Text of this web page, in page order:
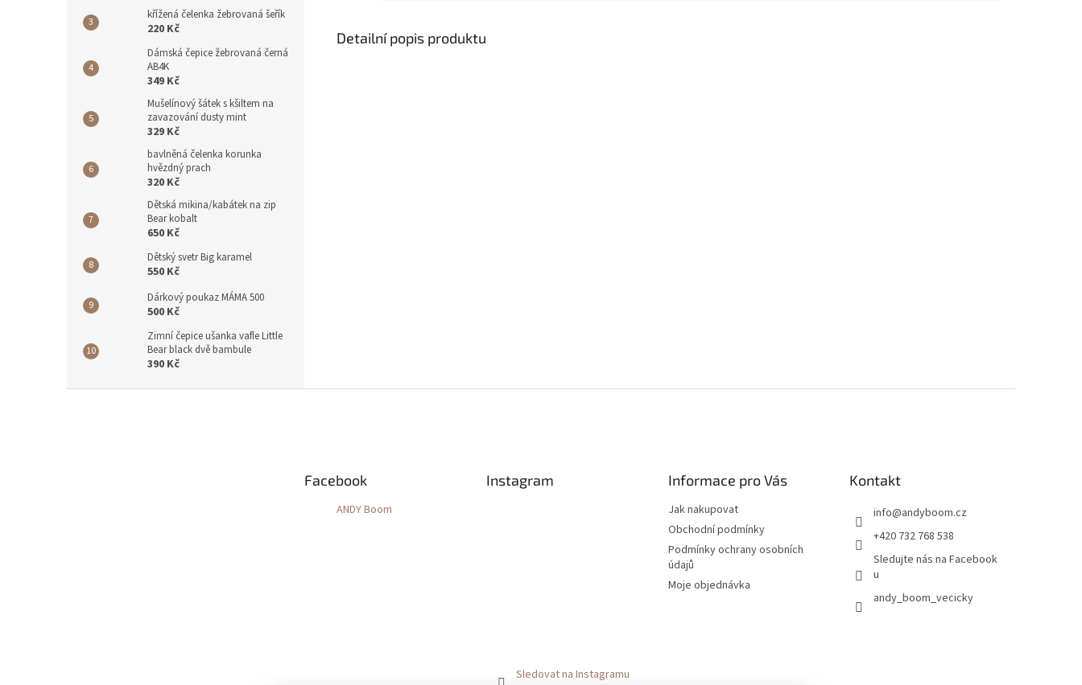
křížená čelenka žebrovaná šeřík
220 Kč
Dámská čepice žebrovaná černá
AB4K
349 Kč
Mušelínový šátek s kšiltem na
zavazování dusty mint
329 Kč
bavlněná čelenka korunka
hvězdný prach
320 Kč
Dětská mikina/kabátek na zip
Bear kobalt
650 Kč
Dětský svetr Big karamel
550 Kč
Dárkový poukaz MÁMA 500
500 Kč
Zimní čepice ušanka vafle Little
Bear black dvě bambule
390 Kč
Detailní popis produktu
Facebook
ANDY Boom
Instagram
Sledovat na Instagramu
Informace pro Vás
Jak nakupovat
Obchodní podmínky
Podmínky ochrany osobních
údajů
Moje objednávka
Kontakt
info@andyboom.cz
+420 732 768 538
Sledujte nás na Facebook
u
andy_boom_vecicky